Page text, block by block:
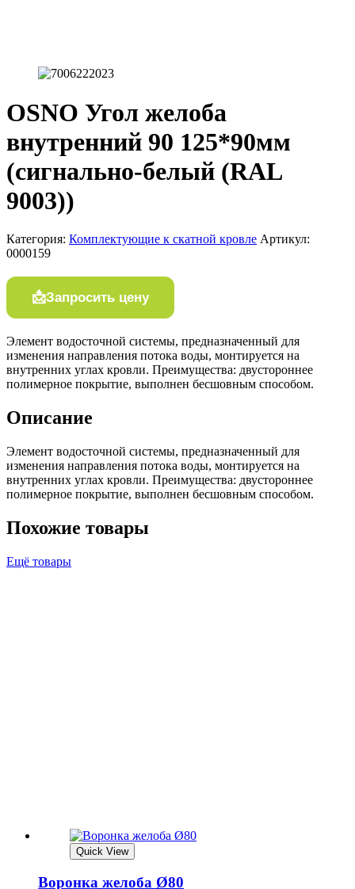
OSNO Угол желоба
внутренний 90 125*90мм
(сигнально-белый (RAL
9003))
Категория: Комплектующие к скатной кровле Артикул:
0000159
Запросить цену
Элемент водосточной системы, предназначенный для
изменения направления потока воды, монтируется на
внутренних углах кровли. Преимущества: двустороннее
полимерное покрытие, выполнен бесшовным способом.
Описание
Элемент водосточной системы, предназначенный для
изменения направления потока воды, монтируется на
внутренних углах кровли. Преимущества: двустороннее
полимерное покрытие, выполнен бесшовным способом.
Похожие товары
Ещё товары
Quick View
Воронка желоба Ø80